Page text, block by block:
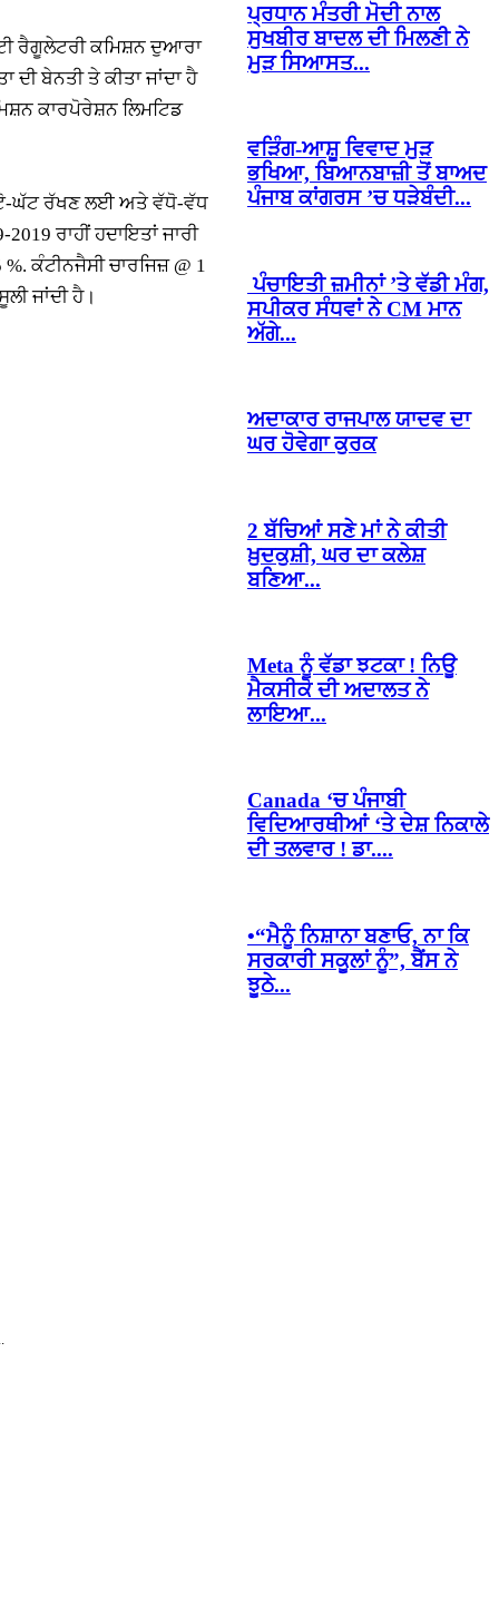
ਰੈਗੂਲੇਟਰੀ ਕਮਿਸ਼ਨ ਦੁਆਰਾ
ਬੇਨਤੀ ਤੇ ਕੀਤਾ ਜਾਂਦਾ ਹੈ
ਕਾਰਪੋਰੇਸ਼ਨ ਲਿਮਟਿਡ
ਘੱਟੋ-ਘੱਟ ਰੱਖਣ ਲਈ ਅਤੇ ਵੱਧੋ-ਵੱਧ
ਰਾਹੀਂ ਹਦਾਇਤਾਂ ਜਾਰੀ
ਕੰਟੀਨਜੈਸੀ ਚਾਰਜਿਜ਼ @ 1
ਜਾਂਦੀ ਹੈ।
ਪ੍ਰਧਾਨ ਮੰਤਰੀ ਮੋਦੀ ਨਾਲ
ਸੁਖਬੀਰ ਬਾਦਲ ਦੀ ਮਿਲਣੀ ਨੇ
ਮੁੜ ਸਿਆਸਤ...
ਵੜਿੰਗ-ਆਸ਼ੂ ਵਿਵਾਦ ਮੁੜ
ਭਖਿਆ, ਬਿਆਨਬਾਜ਼ੀ ਤੋਂ ਬਾਅਦ
ਪੰਜਾਬ ਕਾਂਗਰਸ ’ਚ ਧੜੇਬੰਦੀ...
ਪੰਚਾਇਤੀ ਜ਼ਮੀਨਾਂ ’ਤੇ ਵੱਡੀ ਮੰਗ,
ਸਪੀਕਰ ਸੰਧਵਾਂ ਨੇ CM ਮਾਨ
ਅੱਗੇ...
ਅਦਾਕਾਰ ਰਾਜਪਾਲ ਯਾਦਵ ਦਾ
ਘਰ ਹੋਵੇਗਾ ਕੁਰਕ
2 ਬੱਚਿਆਂ ਸਣੇ ਮਾਂ ਨੇ ਕੀਤੀ
ਖ਼ੁਦਕੁਸ਼ੀ, ਘਰ ਦਾ ਕਲੇਸ਼
ਬਣਿਆ...
Meta ਨੂੰ ਵੱਡਾ ਝਟਕਾ ! ਨਿਊ
ਮੈਕਸੀਕੋ ਦੀ ਅਦਾਲਤ ਨੇ
ਲਾਇਆ...
Canada ‘ਚ ਪੰਜਾਬੀ
ਵਿਦਿਆਰਥੀਆਂ ‘ਤੇ ਦੇਸ਼ ਨਿਕਾਲੇ
ਦੀ ਤਲਵਾਰ ! ਡਾ....
•“ਮੈਨੂੰ ਨਿਸ਼ਾਨਾ ਬਣਾਓ, ਨਾ ਕਿ
ਸਰਕਾਰੀ ਸਕੂਲਾਂ ਨੂੰ”, ਬੈਂਸ ਨੇ
ਝੂਠੇ...